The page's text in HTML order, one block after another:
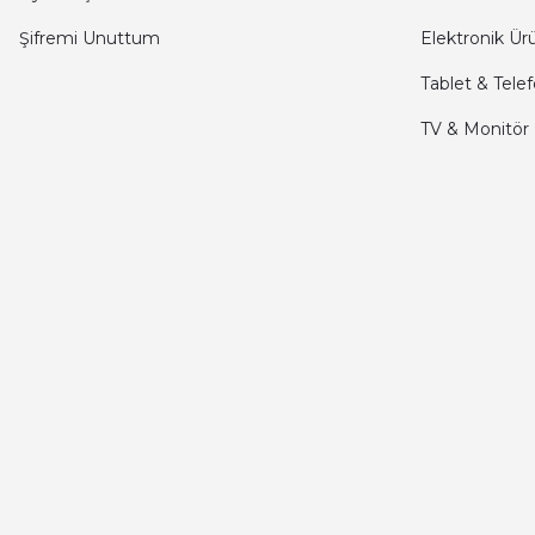
seiko astron kordon 7x52
Şifremi Unuttum Elektronik
Tablet &
TV & Monitör